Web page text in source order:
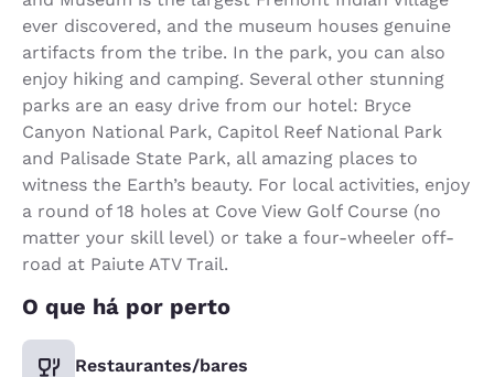
ever discovered, and the museum houses genuine
artifacts from the tribe. In the park, you can also
enjoy hiking and camping. Several other stunning
parks are an easy drive from our hotel: Bryce
Canyon National Park, Capitol Reef National Park
and Palisade State Park, all amazing places to
witness the Earth’s beauty. For local activities, enjoy
a round of 18 holes at Cove View Golf Course (no
matter your skill level) or take a four-wheeler off-
road at Paiute ATV Trail.
O que há por perto
Restaurantes/bares